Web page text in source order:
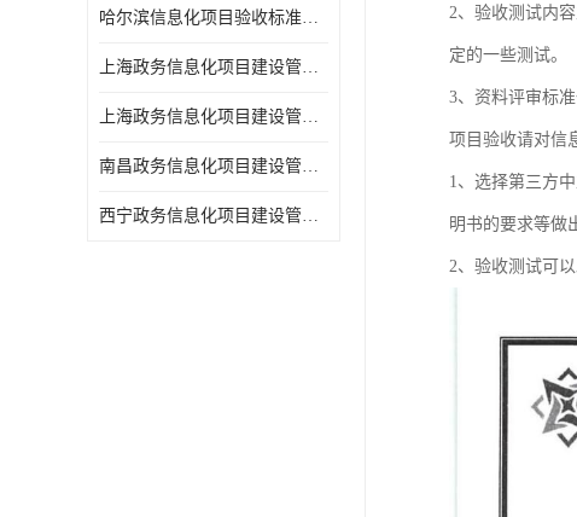
哈尔滨信息化项目验收标准单位
上海政务信息化项目建设管理办法价格
上海政务信息化项目建设管理办法机构
南昌政务信息化项目建设管理办法实验室
西宁政务信息化项目建设管理办法报告
2、验收测试内
定的一些测试。
3、资料评审标
项目验收请对信
1、选择第三方
明书的要求等做
2、验收测试可